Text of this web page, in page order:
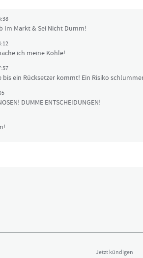
Im Markt & Sei Nicht Dumm!
ich meine Kohle!
bis ein Rücksetzer kommt! Ein Risiko
DUMME ENTSCHEIDUNGEN!
Jetzt kündigen